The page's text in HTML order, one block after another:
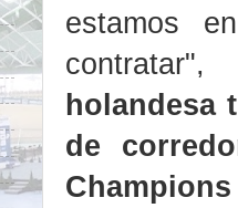
estamos
holandesa
de